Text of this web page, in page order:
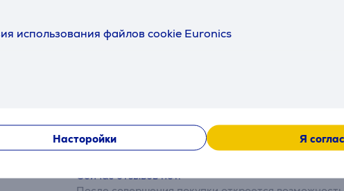
использования файлов cookie Euronics
Насторойки Я
полками из европейского дуба, которые надежно
направляющая обеспечивает еще более удобный
Сейчас отзывов нет.